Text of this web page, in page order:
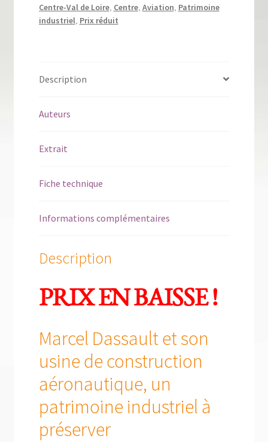
Centre-Val de Loire, Centre, Aviation, Patrimoine
industriel, Prix réduit
Description
Auteurs
Extrait
Fiche technique
Informations complémentaires
Description
PRIX EN BAISSE !
Marcel Dassault et son
usine de construction
aéronautique, un
patrimoine industriel à
préserver